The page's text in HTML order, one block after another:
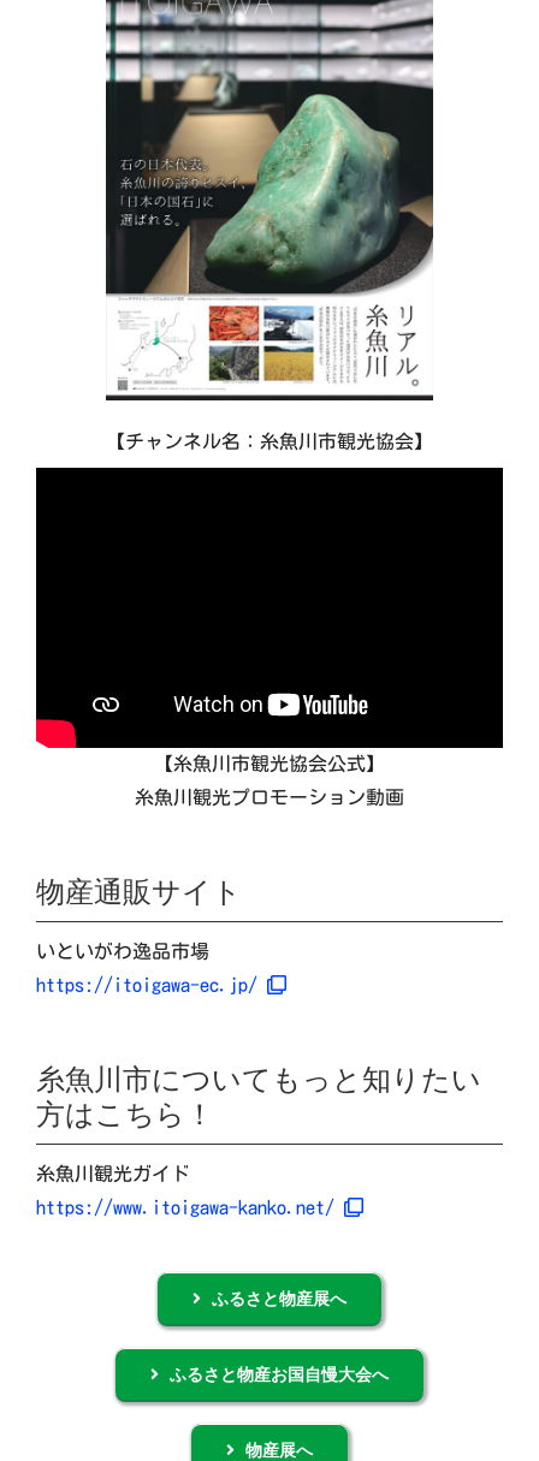
そして、平成21年8月22日には「糸魚川ジオパーク」
が日本初の世界ジオパークに認定、平成27年3月14日
には北陸新幹線糸魚川駅が開業し、首都圏や北陸方面
からのアクセスがさらによくなりました。
【チャンネル名：糸魚川市観光協会】
【糸魚川市観光協会公式】
糸魚川観光プロモーション動画
物産通販サイト
いといがわ逸品市場
https://itoigawa-ec.jp/
糸魚川市についてもっと知りたい
方はこちら！
糸魚川観光ガイド
https://www.itoigawa-kanko.net/
ふるさと物産展へ
ふるさと物産お国自慢大会へ
物産展へ